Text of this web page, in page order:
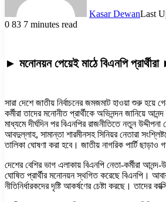
Kasar DewanLast
0 83 7 minutes read
► মনোনয়ন পেয়েই মাঠে বিএনপি প্রার্থীরা
সারা দেশে জাতীয় নির্বাচনের জমজমাট হাওয়া শুরু হয়ে
কর্মীরা তাদের মনোনীত প্রার্থীকে অভিনন্দন জানিয়ে
মাধ্যমে দীর্ঘদিন পর বিএনপির রাজনীতিতে নতুন
আবদুল্লাহ, সামান্তা শারমীনসহ সিনিয়র নেতারা
তালিকা ঘোষণা করা হবে। জাতীয় নাগরিক পার্টি ছাড়াও
দেশের বেশির ভাগ এলাকায় বিএনপি নেতা-কর্মীরা
ঘোষিত প্রার্থীর মনোনয়ন স্থগিত করেছে বিএনপি।
নীতিনির্ধারকদের দৃষ্টি আকর্ষণের চেষ্টা করছে। তাদের